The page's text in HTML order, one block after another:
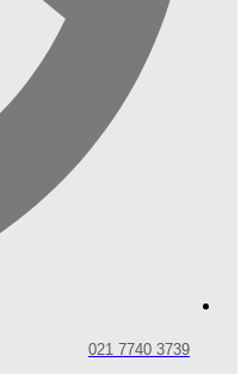
3739 7740 021